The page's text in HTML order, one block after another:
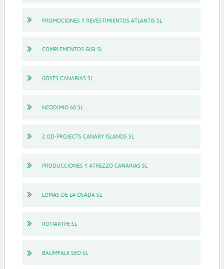
PROMOCIONES Y REVESTIMIENTOS ATLANTIS SL
COMPLEMENTOS GIGI SL
GOYES CANARIAS SL
NEODIMIO 60 SL
2 OD-PROJECTS CANARY ISLANDS SL
PRODUCCIONES Y ATREZZO CANARIAS SL
LOMAS DE LA OSADA SL
ROTIARTPE SL
BAUMFALK SEO SL